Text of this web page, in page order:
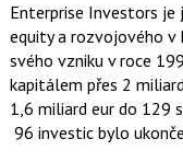
Enterprise Investors
equity a rozvojového v
svého vzniku v roce
kapitálem přes 2
1,6 miliard eur do 129
96 investic bylo